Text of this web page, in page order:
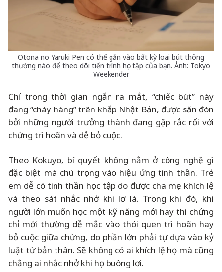
Otona no Yaruki Pen có thể gắn vào bất kỳ loai bút thông
thường nào để theo dõi tiến trình học tập của bạn. Ảnh: Tokyo
Weekender
Chỉ trong thời gian ngắn ra mắt, “chiếc bút” này
đang “cháy hàng” trên khắp Nhật Bản, được săn đón
bởi những người trưởng thành đang gặp rắc rối với
chứng trì hoãn và dễ bỏ cuộc.
Theo Kokuyo, bí quyết không nằm ở công nghệ gì
đặc biệt mà chú trọng vào hiệu ứng tinh thần. Trẻ
em dễ có tinh thần học tập do được cha mẹ khích lệ
và theo sát nhắc nhở khi lơ là. Trong khi đó, khi
người lớn muốn học một kỹ năng mới hay thi chứng
chỉ mới thường dễ mắc vào thói quen trì hoãn hay
bỏ cuộc giữa chừng, do phần lớn phải tự dựa vào kỷ
luật từ bản thân. Sẽ không có ai khích lệ họ mà cũng
chẳng ai nhắc nhở khi họ buông lơi.